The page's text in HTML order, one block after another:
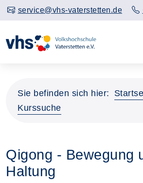
service@vhs-vaterstetten.de
Sie befinden sich hier:
Kurssuche
Qigong - Bewegung
Haltung